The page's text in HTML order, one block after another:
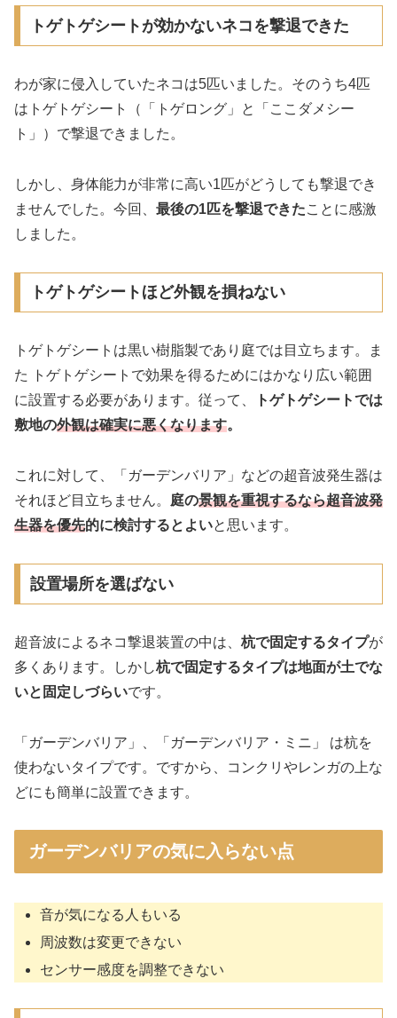
トゲトゲシートが効かないネコを撃退できた
わが家に侵入していたネコは5匹いました。そのうち4匹
はトゲトゲシート（「トゲロング」と「ここダメシー
ト」）で撃退できました。
しかし、身体能力が非常に高い1匹がどうしても撃退でき
ませんでした。今回、 最後の1匹を撃退できたことに感激
しました。
トゲトゲシートほど外観を損ねない
トゲトゲシートは黒い樹脂製であり庭では目立ちます。ま
た トゲトゲシートで効果を得るためにはかなり広い範囲
に設置する必要があります。従って、
トゲトゲシートでは
敷地の外観は確実に悪くなります。
これに対して、「ガーデンバリア」などの超音波発生器は
それほど目立ちません。 庭の景観を重視するなら超音波発
生器を優先的に検討するとよいと思います。
設置場所を選ばない
超音波によるネコ撃退装置の中は、 杭で固定するタイプが
多くあります。しかし杭で固定するタイプは地面が土でな
いと固定しづらいです。
「ガーデンバリア」、「ガーデンバリア・ミニ」 は杭を
使わないタイプです。ですから、コンクリやレンガの上な
どにも簡単に設置できます。
ガーデンバリアの気に入らない点
音が気になる人もいる
周波数は変更できない
センサー感度を調整できない